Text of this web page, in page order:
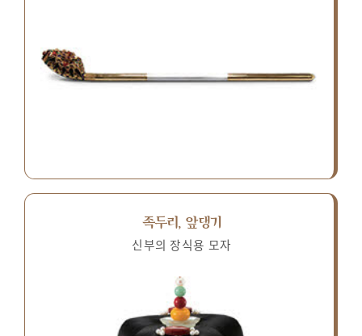
족두리, 앞댕기
신부의 장식용 모자